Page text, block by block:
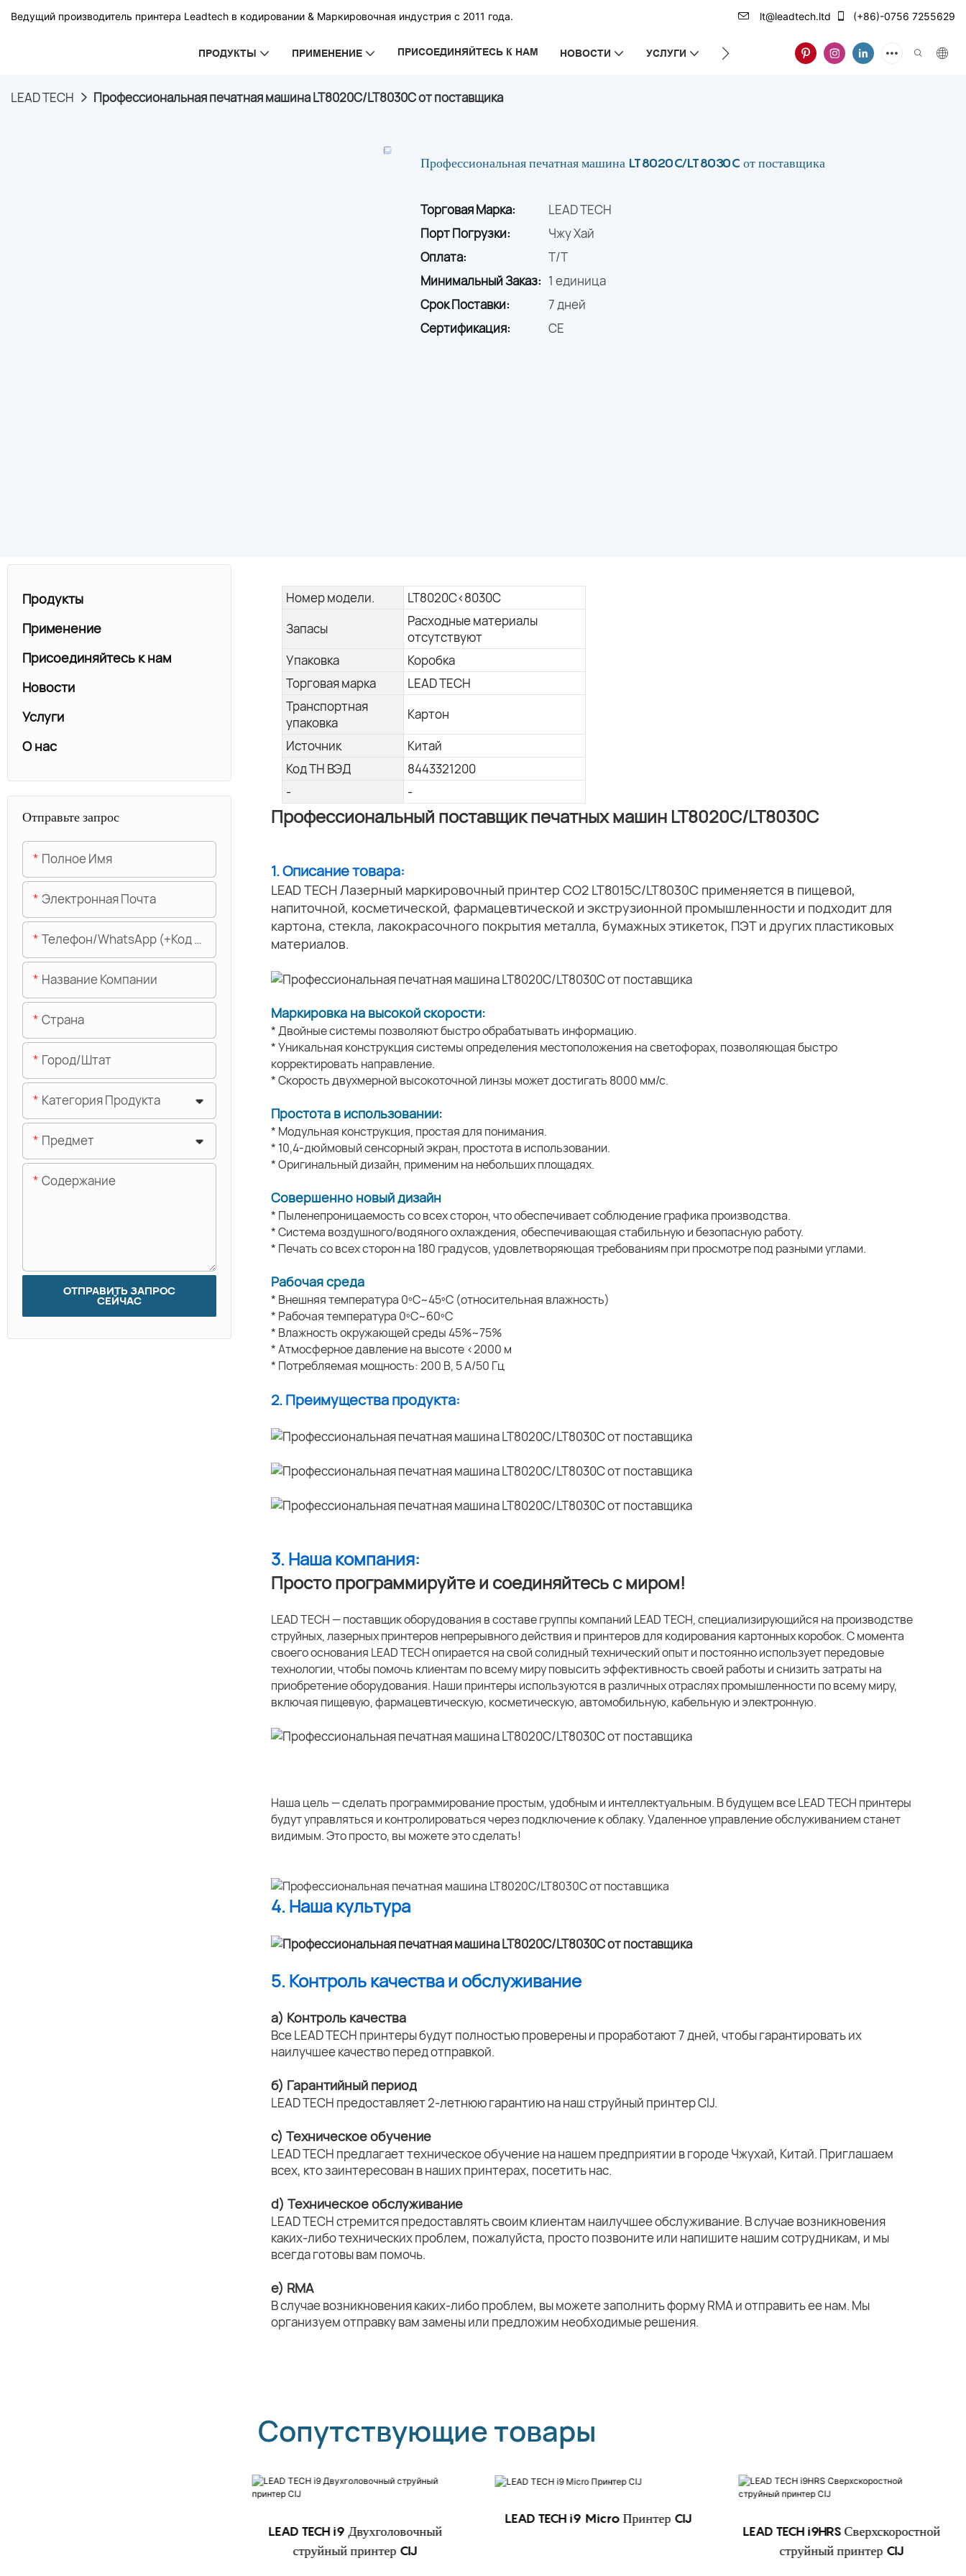
Ведущий производитель принтера Leadtech в кодировании & Маркировочная индустрия с 2011 года. lt@leadtech.ltd (+86)-0756 7255629
ПРОДУКТЫ ПРИМЕНЕНИЕ ПРИСОЕДИНЯЙТЕСЬ К НАМ НОВОСТИ УСЛУГИ О НАС
LEAD TECH Профессиональная печатная машина LT8020C/LT8030C от поставщика
Профессиональная печатная машина LT8020C/LT8030C от поставщика
Торговая Марка:
LEAD TECH
Порт Погрузки:
Чжу Хай
Оплата:
T/T
Минимальный Заказ: 1 единица
Срок Поставки:
7 дней
Сертификация:
CE
Номер модели.
LT8020C<8030C
Запасы
Расходные материалы
отсутствуют
Упаковка
Коробка
Торговая марка
LEAD TECH
Транспортная
упаковка
Картон
Источник
Китай
Код ТН ВЭД
8443321200
-
-
Профессиональный поставщик печатных машин LT8020C/LT8030C
1. Описание товара:
LEAD TECH Лазерный маркировочный принтер CO2 LT8015C/LT8030C применяется в пищевой,
напиточной, косметической, фармацевтической и экструзионной промышленности и подходит для
картона, стекла, лакокрасочного покрытия металла, бумажных этикеток, ПЭТ и других пластиковых
материалов.
Маркировка на высокой скорости:
* Двойные системы позволяют быстро обрабатывать информацию.
* Уникальная конструкция системы определения местоположения на светофорах, позволяющая быстро
корректировать направление.
* Скорость двухмерной высокоточной линзы может достигать 8000 мм/с.
Простота в использовании:
* Модульная конструкция, простая для понимания.
* 10,4-дюймовый сенсорный экран, простота в использовании.
* Оригинальный дизайн, применим на небольших площадях.
Совершенно новый дизайн
* Пыленепроницаемость со всех сторон, что обеспечивает соблюдение графика производства.
* Система воздушного/водяного охлаждения, обеспечивающая стабильную и безопасную работу.
* Печать со всех сторон на 180 градусов, удовлетворяющая требованиям при просмотре под разными углами.
Рабочая среда
* Внешняя температура 0ºC~45ºC (относительная влажность)
* Рабочая температура 0ºC~60ºC
* Влажность окружающей среды 45%~75%
* Атмосферное давление на высоте <2000 м
* Потребляемая мощность: 200 В, 5 А/50 Гц
2. Преимущества продукта:
3. Наша компания:
Просто программируйте и соединяйтесь с миром!
LEAD TECH — поставщик оборудования в составе группы компаний LEAD TECH, специализирующийся на производстве
струйных, лазерных принтеров непрерывного действия и принтеров для кодирования картонных коробок. С момента
своего основания LEAD TECH опирается на свой солидный технический опыт и постоянно использует передовые
технологии, чтобы помочь клиентам по всему миру повысить эффективность своей работы и снизить затраты на
приобретение оборудования. Наши принтеры используются в различных отраслях промышленности по всему миру,
включая пищевую, фармацевтическую, косметическую, автомобильную, кабельную и электронную.
Наша цель — сделать программирование простым, удобным и интеллектуальным. В будущем все LEAD TECH принтеры
будут управляться и контролироваться через подключение к облаку. Удаленное управление обслуживанием станет
видимым. Это просто, вы можете это сделать!
4. Наша культура
5. Контроль качества и обслуживание
а) Контроль качества
Все LEAD TECH принтеры будут полностью проверены и проработают 7 дней, чтобы гарантировать их
наилучшее качество перед отправкой.
б) Гарантийный период
LEAD TECH предоставляет 2-летнюю гарантию на наш струйный принтер CIJ.
c) Техническое обучение
LEAD TECH предлагает техническое обучение на нашем предприятии в городе Чжухай, Китай. Приглашаем
всех, кто заинтересован в наших принтерах, посетить нас.
d) Техническое обслуживание
LEAD TECH стремится предоставлять своим клиентам наилучшее обслуживание. В случае возникновения
каких-либо технических проблем, пожалуйста, просто позвоните или напишите нашим сотрудникам, и мы
всегда готовы вам помочь.
e) RMA
В случае возникновения каких-либо проблем, вы можете заполнить форму RMA и отправить ее нам. Мы
организуем отправку вам замены или предложим необходимые решения.
Сопутствующие товары
LEAD TECH i9 Двухголовочный
струйный принтер CIJ
LEAD TECH i9 Micro Принтер CIJ
LEAD TECH i9HRS Сверхскоростной
струйный принтер CIJ
Продукты
Применение
Присоединяйтесь к нам
Новости
Услуги
О нас
Отправьте запрос
Полное Имя
Электронная Почта
Телефон/WhatsApp (+код Области)
Название Компании
Страна
Город/штат
Категория Продукта
Предмет
Содержание
ОТПРАВИТЬ ЗАПРОС
СЕЙЧАС